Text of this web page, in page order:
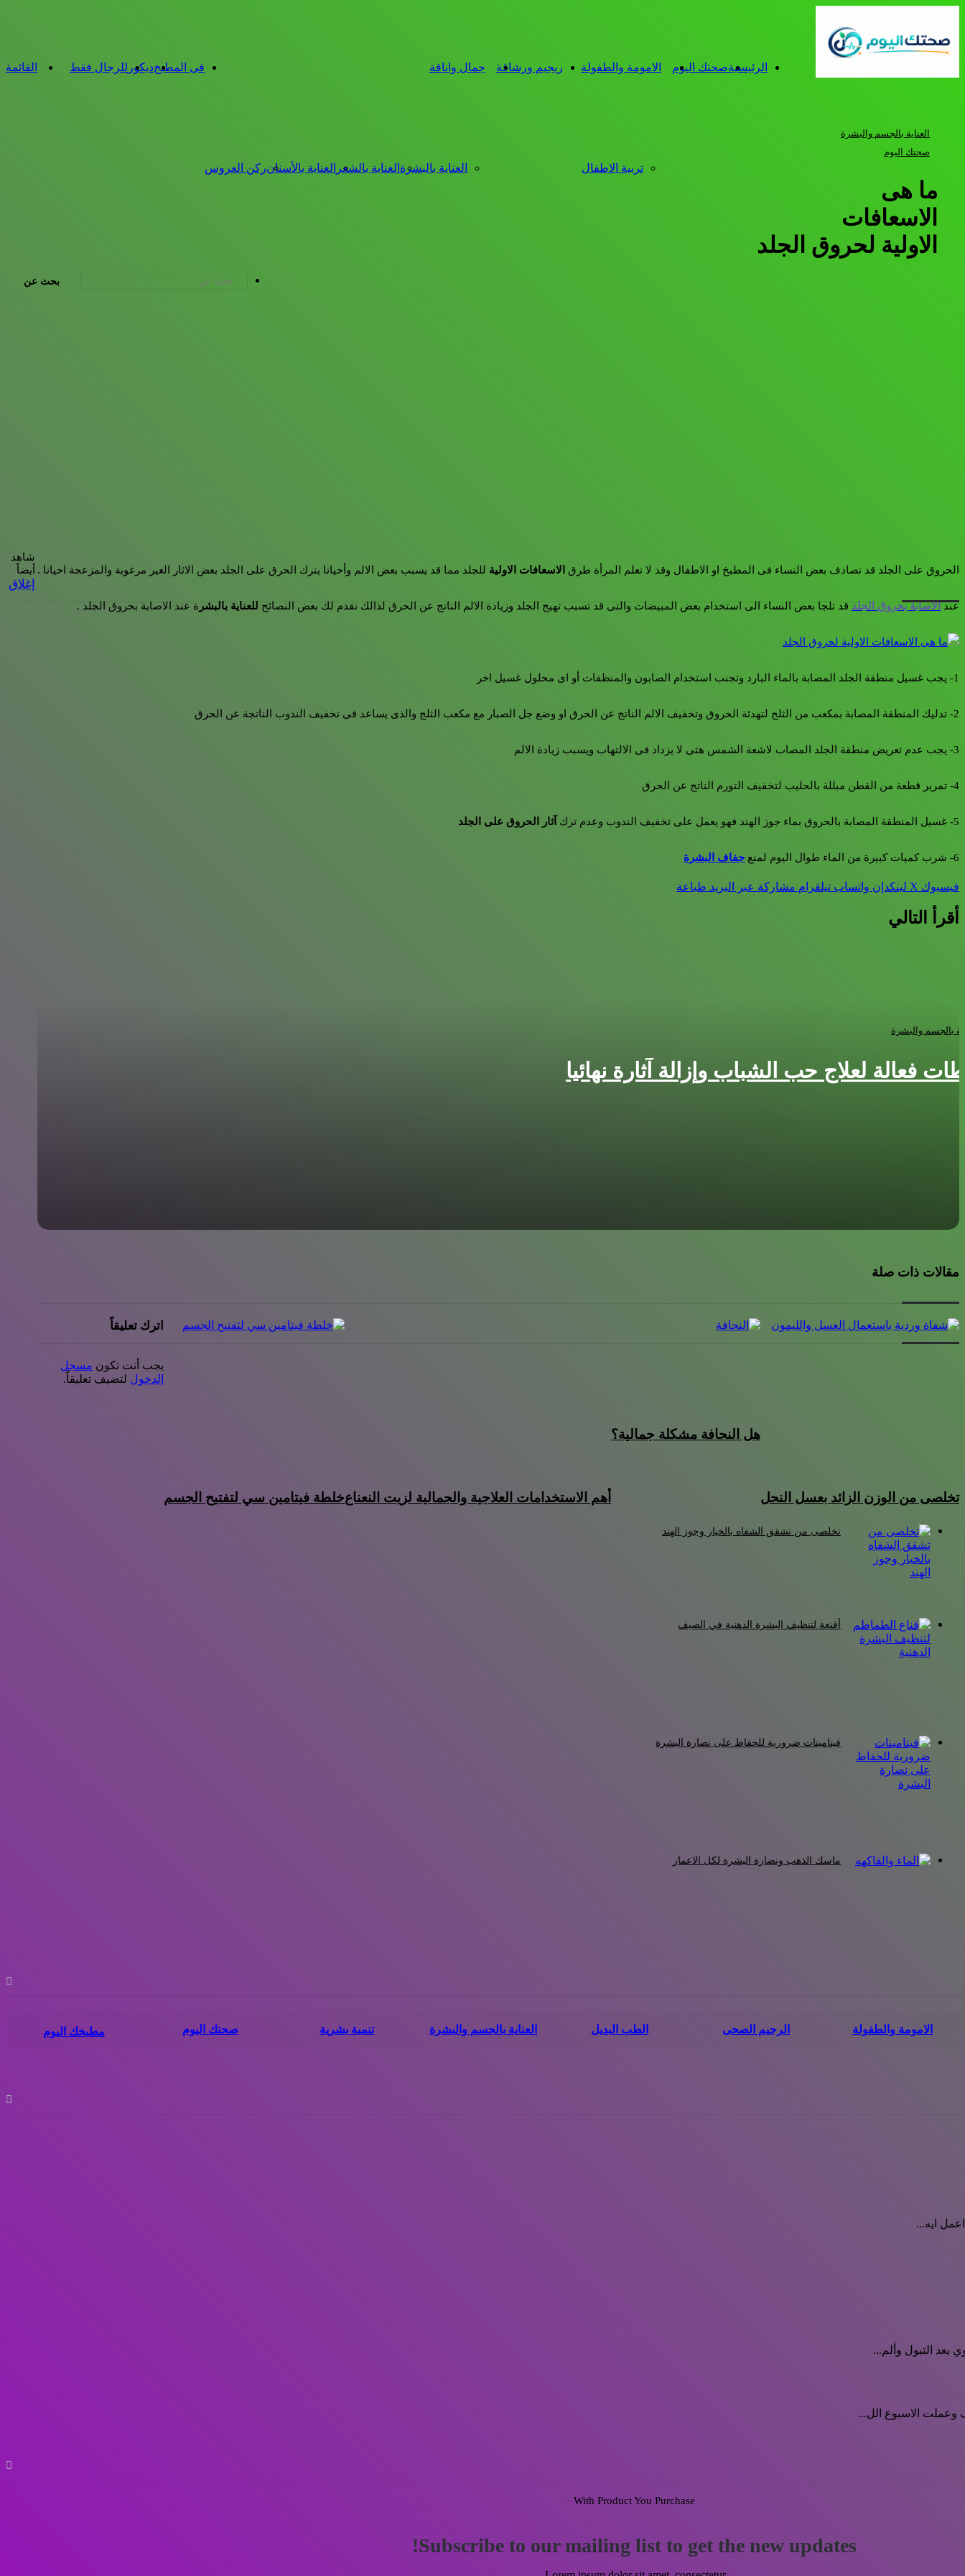
القائمة الرئيسيةصحتك اليوم الامومة والطفولة
تربية الاطفال
ريجيم ورشاقة جمال واناقة
العناية بالبشرة العناية بالشعر العناية بالأسنانركن العروس
فى المطبخديكور للرجال فقط
بحث عن
العناية بالجسم والبشرة
صحتك اليوم
ما هى
الاسعافات
الاولية لحروق الجلد
الحروق على الجلد قد تصادف بعض النساء فى المطبخ او الاطفال وقد لا تعلم المرأة طرق الاسعافات الاولية للجلد مما قد يسبب بعض الالم وأحيانا يترك الحرق على الجلد بعض الاثار الغير مرغوبة والمزعجة احيانا .
عند الاصابة بحروق الجلد قد تلجا بعض النساء الى استخدام بعض المبيضات والتى قد تسبب تهيج الجلد وزيادة الالم الناتج عن الحرق لذالك نقدم لك بعض النصائح للعناية بالبشر ة عند الاصابة بحروق الجلد .
1- يجب غسيل منطقة الجلد المصابة بالماء البارد وتجنب استخدام الصابون والمنظفات أو اى محلول غسيل اخر
2- تدليك المنطقة المصابة بمكعب من الثلج لتهدئة الحروق وتخفيف الالم الناتج عن الحرق او وضع جل الصبار مع مكعب الثلج والذى يساعد فى تخفيف الندوب الناتجة عن الحرق
3- يجب عدم تعريض منطقة الجلد المصاب لاشعة الشمس هتى لا يزداد فى الالتهاب ويسبب زيادة الالم
4- تمرير قطعة من القطن مبللة بالحليب لتخفيف التورم الناتج عن الحرق
5- غسيل المنطقة المصابة بالحروق بماء جوز الهند فهو يعمل على تخفيف الندوب وعدم ترك آثار الحروق على الجلد
6- شرب كميات كبيرة من الماء طوال اليوم لمنع جفاف البشرة
فيسبوك ‫X لينكدإن واتساب تيلقرام مشاركة عبر البريد طباعة
أقرأ التالي
بالجسم والبشرة
فعالة لعلاج حب الشباب وإزالة آثارة نهائيا
خبيرة تجميل تقدم أفضل خلطات زيت الزيتون لتطويل الشعر
مقالات ذات صلة
تخلصى من الوزن الزائد بعسل النحل
هل النحافة مشكلة جمالية؟
أهم الاستخدامات العلاجية والجمالية لزيت النعناعخلطة فيتامين سي لتفتيح الجسم
اترك تعليقاً
يجب أنت تكون مسجل
الدخول لتضيف تعليقاً.
شاهد
أيضاً
إغلاق
تخلصى من تشقق الشفاه بالخيار وجوز الهند
أقنعة لتنظيف البشرة الدهنية في الصيف
فيتامينات ضرورية للحفاظ على نضارة البشرة
ماسك الذهب ونضارة البشرة لكل الاعمار
الامومة والطفولة الرجيم الصحى الطب البديل العناية بالجسم والبشرة تنمية بشرية صحتك اليوم مطبخك اليوم
ايه...
بعد التبول وألم...
وعملت الاسبوع الل...
With Product You Purchase
Subscribe to our mailing list to get the new updates!